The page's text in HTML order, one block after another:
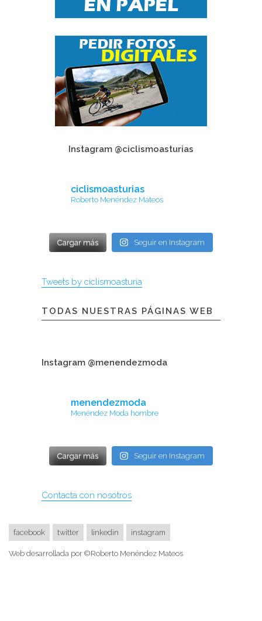
Instagram @ciclismoasturias
ciclismoasturias
Roberto Menéndez Mateos
Cargar más Seguir en Instagram
Tweets by ciclismoasturia
TODAS NUESTRAS PÁGINAS WEB
Instagram @menendezmoda
menendezmoda
Menéndez Moda hombre
Cargar más Seguir en Instagram
Contacta con nosotros
facebook twitter linkedin instagram
Web desarrollada por ©Roberto Menéndez Mateos